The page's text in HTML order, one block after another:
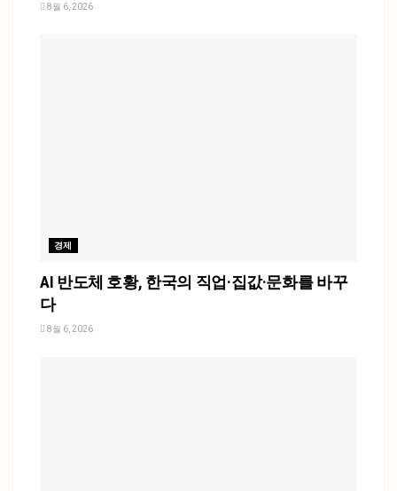
8월 6, 2026
경제
AI 반도체 호황, 한국의 직업·집값·문화를 바꾸
다
8월 6, 2026